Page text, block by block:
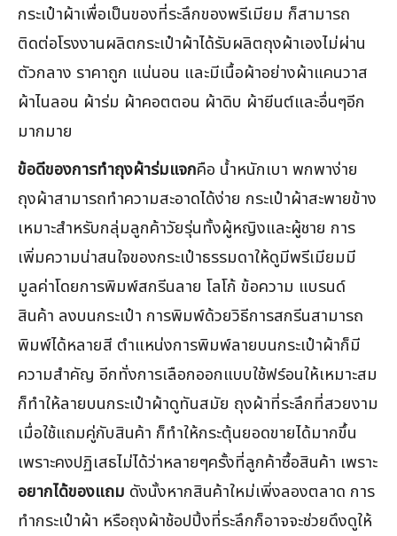
กระเป๋าผ้าเพื่อเป็นของที่ระลึกของพรีเมียม ก็สามารถ
ติดต่อโรงงานผลิตกระเป๋าผ้าได้รับผลิตถุงผ้าเองไม่ผ่าน
ตัวกลาง ราคาถูก แน่นอน และมีเนื้อผ้าอย่างผ้าแคนวาส
ผ้าไนลอน ผ้าร่ม ผ้าคอตตอน ผ้าดิบ ผ้ายีนต์และอื่นๆอีก
มากมาย
ข้อดีของการทำถุงผ้าร่มแจกคือ น้ำหนักเบา พกพาง่าย
ถุงผ้าสามารถทำความสะอาดได้ง่าย กระเป๋าผ้าสะพายข้าง
เหมาะสำหรับกลุ่มลูกค้าวัยรุ่นทั้งผู้หญิงและผู้ชาย การ
เพิ่มความน่าสนใจของกระเป๋าธรรมดาให้ดูมีพรีเมียมมี
มูลค่าโดยการพิมพ์สกรีนลาย โลโก้ ข้อความ แบรนด์
สินค้า ลงบนกระเป๋า การพิมพ์ด้วยวิธีการสกรีนสามารถ
พิมพ์ได้หลายสี ตำแหน่งการพิมพ์ลายบนกระเป๋าผ้าก็มี
ความสำคัญ อีกทั่งการเลือกออกแบบใช้ฟร์อนให้เหมาะสม
ก็ทำให้ลายบนกระเป๋าผ้าดูทันสมัย ถุงผ้าที่ระลึกที่สวยงาม
เมื่อใช้แถมคู่กับสินค้า ก็ทำให้กระตุ้นยอดขายได้มากขึ้น
เพราะคงปฏิเสธไม่ได้ว่าหลายๆครั้งที่ลูกค้าซื้อสินค้า เพราะ
อยากได้ของแถม ดังนั้งหากสินค้าใหม่เพิ่งลองตลาด การ
ทำกระเป๋าผ้า หรือถุงผ้าช้อปปิ้งที่ระลึกก็อาจจะช่วยดึงดูให้